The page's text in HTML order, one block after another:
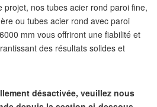
projet, nos tubes acier rond paroi fine,
ou tubes acier rond avec paroi
mm vous offriront une fiabilité et
des résultats solides et
désactivée, veuillez nous